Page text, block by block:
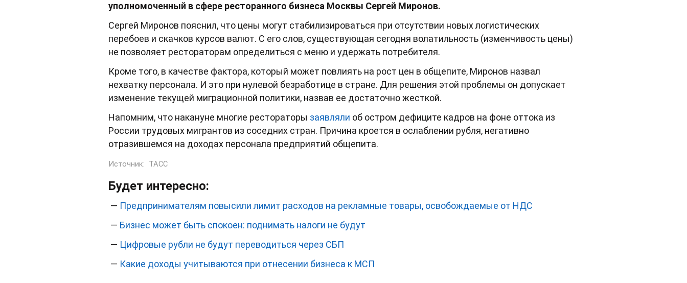
уполномоченный в сфере ресторанного бизнеса Москвы Сергей Миронов.
Сергей Миронов пояснил, что цены могут стабилизироваться при отсутствии новых логистических
перебоев и скачков курсов валют. С его слов, существующая сегодня волатильность (изменчивость цены)
не позволяет рестораторам определиться с меню и удержать потребителя.
Кроме того, в качестве фактора, который может повлиять на рост цен в общепите, Миронов назвал
нехватку персонала. И это при нулевой безработице в стране. Для решения этой проблемы он допускает
изменение текущей миграционной политики, назвав ее достаточно жесткой.
Напомним, что накануне многие рестораторы заявляли об остром дефиците кадров на фоне оттока из
России трудовых мигрантов из соседних стран. Причина кроется в ослаблении рубля, негативно
отразившемся на доходах персонала предприятий общепита.
Источник: ТАСС
Будет интересно:
— Предпринимателям повысили лимит расходов на рекламные товары, освобождаемые от НДС
— Бизнес может быть спокоен: поднимать налоги не будут
— Цифровые рубли не будут переводиться через СБП
— Какие доходы учитываются при отнесении бизнеса к МСП